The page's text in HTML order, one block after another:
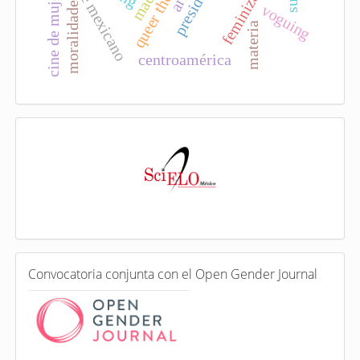
cine mexicano
cine de mujeres voguing
materia
centroamérica
moralidade
a
e
n
C
o
o
Convocatoria conjunta con el Open Gender Journal